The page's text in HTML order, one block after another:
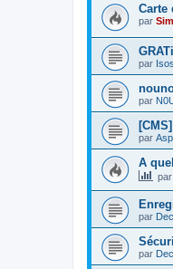
Carte
par
par Isos
par
par
A
par
par
par